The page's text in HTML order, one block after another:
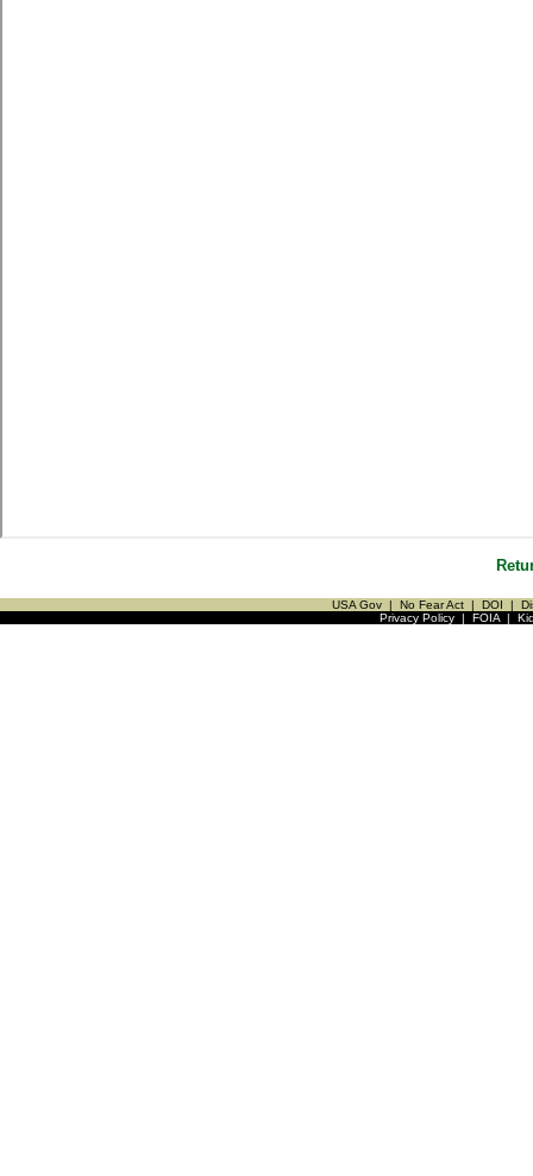
USA Gov | No Fear Act | DOI |
Privacy Policy| FOIA|